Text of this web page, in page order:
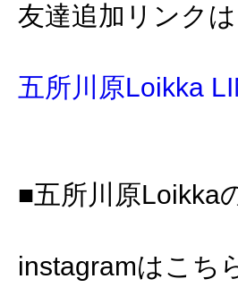
友達追加リンク
五所川原Loikka
■五所川原Loikka
instagramはこち